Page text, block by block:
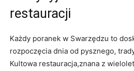
restauracji
Każdy poranek w Swarzędzu to
rozpoczęcia dnia od pysznego,
Kultowa restauracja,znana z